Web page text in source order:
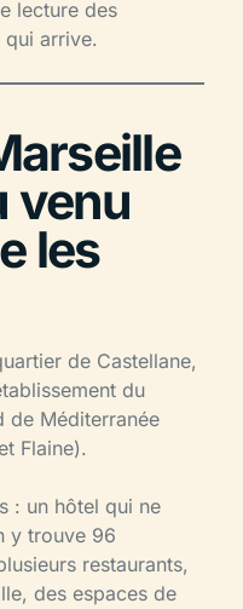
lecture des
qui arrive.
venu
les
de Castellane,
du
de Méditerranée
Flaine).
: un hôtel qui ne
y trouve 96
restaurants,
des espaces de